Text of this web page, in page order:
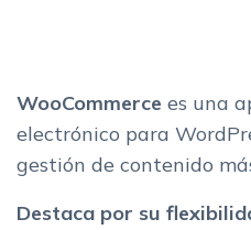
WooCommerce es una
electrónico para
gestión de contenido
Destaca por su